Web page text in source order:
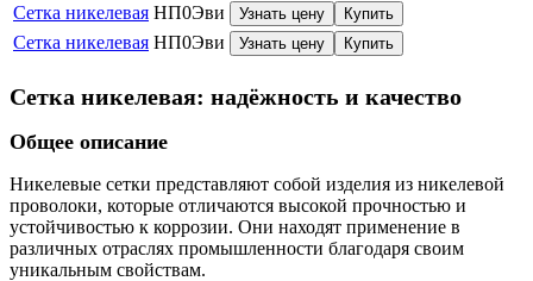
Сетка никелевая НП0Эви Узнать цену Купить
Сетка никелевая НП0Эви Узнать цену Купить
Сетка никелевая: надёжность и качество
Общее описание
Никелевые сетки представляют собой изделия из никелевой
проволоки, которые отличаются высокой прочностью и
устойчивостью к коррозии. Они находят применение в
различных отраслях промышленности благодаря своим
уникальным свойствам.